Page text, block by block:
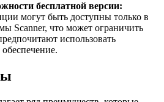
бесплатной версии:
могут быть доступны только в
Scanner, что может ограничить
использовать